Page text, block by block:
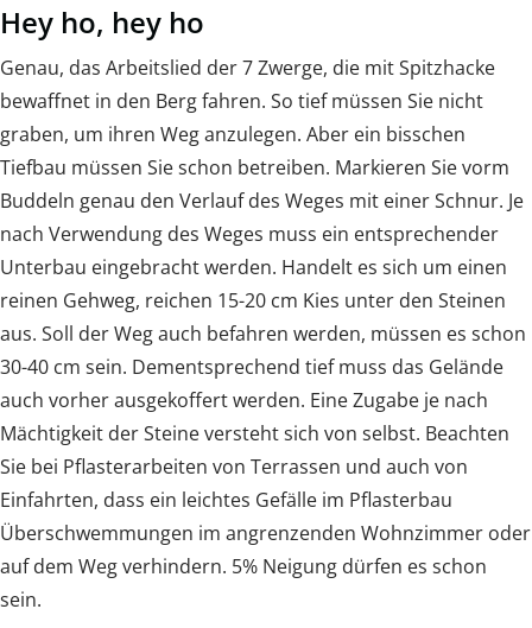
Hey ho, hey ho
Genau, das Arbeitslied der 7 Zwerge, die mit Spitzhacke
bewaffnet in den Berg fahren. So tief müssen Sie nicht
graben, um ihren Weg anzulegen. Aber ein bisschen
Tiefbau müssen Sie schon betreiben. Markieren Sie vorm
Buddeln genau den Verlauf des Weges mit einer Schnur. Je
nach Verwendung des Weges muss ein entsprechender
Unterbau eingebracht werden. Handelt es sich um einen
reinen Gehweg, reichen 15-20 cm Kies unter den Steinen
aus. Soll der Weg auch befahren werden, müssen es schon
30-40 cm sein. Dementsprechend tief muss das Gelände
auch vorher ausgekoffert werden. Eine Zugabe je nach
Mächtigkeit der Steine versteht sich von selbst. Beachten
Sie bei Pflasterarbeiten von Terrassen und auch von
Einfahrten, dass ein leichtes Gefälle im Pflasterbau
Überschwemmungen im angrenzenden Wohnzimmer oder
auf dem Weg verhindern. 5% Neigung dürfen es schon
sein.